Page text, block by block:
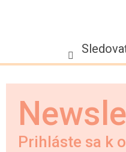
Prihláste sa k